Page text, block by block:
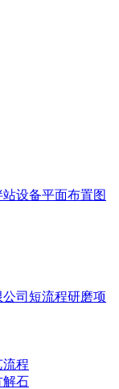
设备平面布置图
司短流程研磨项
程
解石